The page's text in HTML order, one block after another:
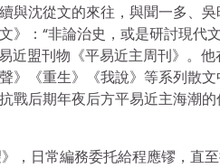
與沈從文的來往，與聞一多、
：“非論治史，或是研討現代
近盟刊物《平易近主周刊》。
》《重生》《我說》等系列散
戰后期年夜后方平易近主海潮
，日常編務委托給程應镠，直